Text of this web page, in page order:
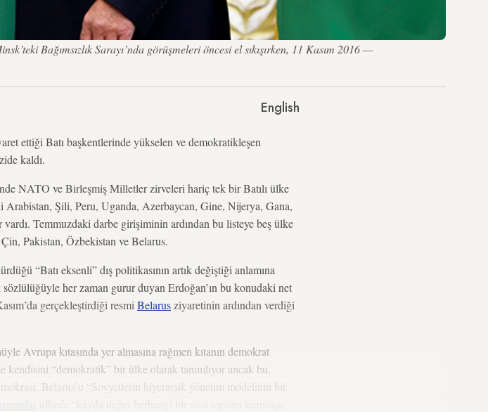
Bağımsızlık Sarayı’nda görüşmeleri öncesi el sıkışırken, 11 Kasım 2016 —
English
ettiği Batı başkentlerinde yükselen ve demokratikleşen
kaldı.
NATO ve Birleşmiş Milletler zirveleri hariç tek bir Batılı ülke
Şili, Peru, Uganda, Azerbaycan, Gine, Nijerya, Gana,
Temmuzdaki darbe girişiminin ardından bu listeye beş ülke
Pakistan, Özbekistan ve Belarus.
“Batı eksenli” dış politikasının artık değiştiği anlamına
her zaman gurur duyan Erdoğan’ın bu konudaki net
gerçekleştirdiği resmi Belarus ziyaretinin ardından verdiği
Avrupa kıtasında yer almasına rağmen kıtanın demokrat
“demokratik” bir ülke olarak tanımlıyor ancak bu,
Belarus’u “Sovyetlerin hiyerarşik yönetim modelinin bir